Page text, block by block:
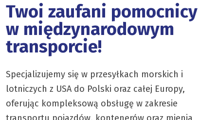
Twoi zaufani pomocnicy
w międzynarodowym
transporcie!
Specjalizujemy się w przesyłkach morskich i
lotniczych z USA do Polski oraz całej Europy,
oferując kompleksową obsługę w zakresie